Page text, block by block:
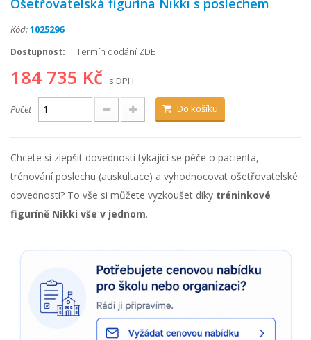
Ošetřovatelská figurína Nikki s poslechem
Kód:1025296
Dostupnost: Termín dodání ZDE
184 735 Kč s DPH
Počet Do košíku
Chcete si zlepšit dovednosti týkající se péče o pacienta,
trénování poslechu (auskultace) a vyhodnocovat ošetřovatelské
dovednosti? To vše si můžete vyzkoušet díky tréninkové
figuríně Nikki vše v jednom.